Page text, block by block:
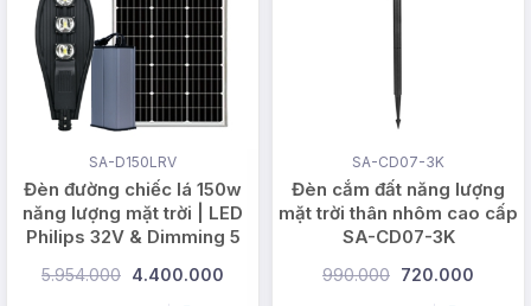
SA-D150LRV
Đèn đường chiếc lá 150w
năng lượng mặt trời | LED
Philips 32V & Dimming 5
5.954.000 4.400.000
SA-CD07-3K
Đèn cắm đất năng lượng
mặt trời thân nhôm cao cấp
SA-CD07-3K
990.000 720.000